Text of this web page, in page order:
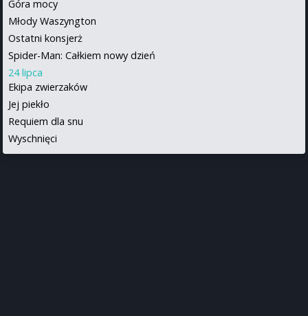
Góra mocy
Młody Waszyngton
Ostatni konsjerż
Spider-Man: Całkiem nowy dzień
24 lipca
Ekipa zwierzaków
Jej piekło
Requiem dla snu
Wyschnięci